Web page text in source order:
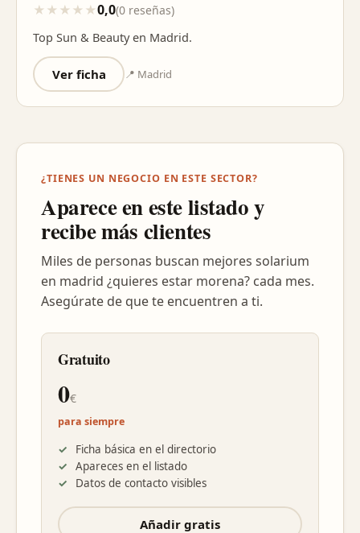
★ ★ ★ ★ ★0,0(0 reseñas)
Top Sun & Beauty en Madrid.
Ver ficha 📍 Madrid
¿TIENES UN NEGOCIO EN ESTE SECTOR?
Aparece en este listado y
recibe más clientes
Miles de personas buscan mejores solarium
en madrid ¿quieres estar morena? cada mes.
Asegúrate de que te encuentren a ti.
Gratuito
0€
para siempre
Ficha básica en el directorio
Apareces en el listado
Datos de contacto visibles
Añadir gratis